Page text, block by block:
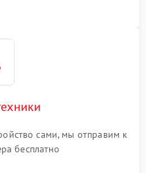
сами, мы отправим к
бесплатно